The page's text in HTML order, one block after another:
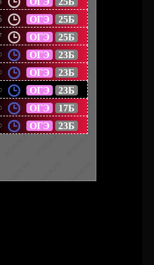
ОГЭ 25Б
ОГЭ 25Б
ОГЭ 23Б
ОГЭ 23Б
ОГЭ 23Б
ОГЭ 17Б
ОГЭ 23Б